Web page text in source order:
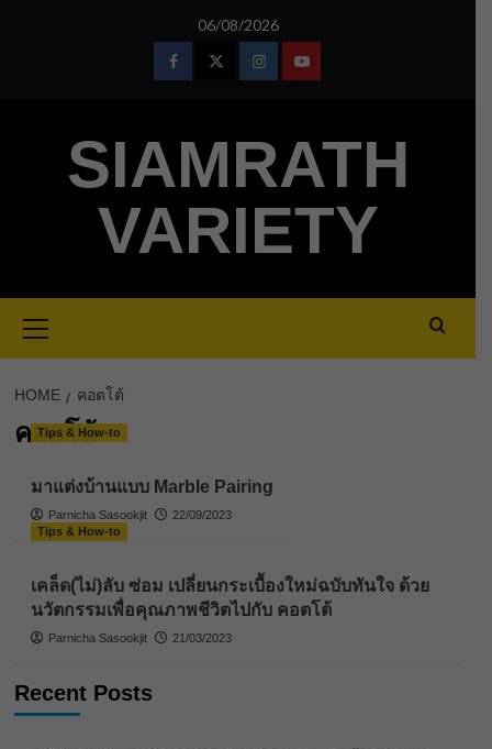
06/08/2026
FacebookTwitterInstagramYoutube
SIAMRATH
VARIETY
Menu
HOME คอตโต้
คอตโต้
Tips & How-to
มาแต่งบ้านแบบ Marble Pairing
Parnicha Sasookjit
22/09/2023
Tips & How-to
เคล็ด(ไม่)ลับ ซ่อม เปลี่ยนกระเบื้องใหม่ฉบับทันใจ ด้วย
นวัตกรรมเพื่อคุณภาพชีวิตไปกับ คอตโต้
Parnicha Sasookjit 21/03/2023
Recent Posts